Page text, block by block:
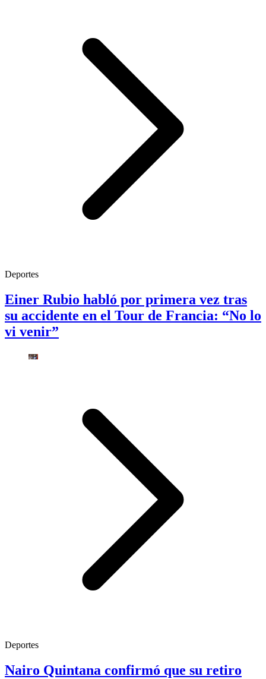
Deportes
Einer Rubio habló por primera vez tras
su accidente en el Tour de Francia: “No lo
vi venir”
Deportes
Nairo Quintana confirmó que su retiro